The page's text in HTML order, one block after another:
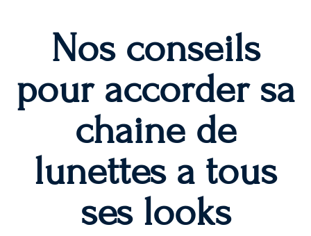
Nos conseils
pour accorder sa
chaine de
lunettes a tous
ses looks